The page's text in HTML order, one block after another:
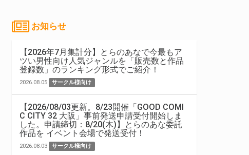
お知らせ
【2026年7月集計分】とらのあなで今最もア
ツい男性向け人気ジャンルを「販売数と作品
登録数」のランキング形式でご紹介！
2026.08.05 サークル様向け
【2026/08/03更新。8/23開催「GOOD COMI
C CITY 32 大阪」事前発送申請受付開始しま
した。申請締切：8/20(木)】とらのあな委託
作品を イベント会場で発送受付！
2026.08.03 サークル様向け